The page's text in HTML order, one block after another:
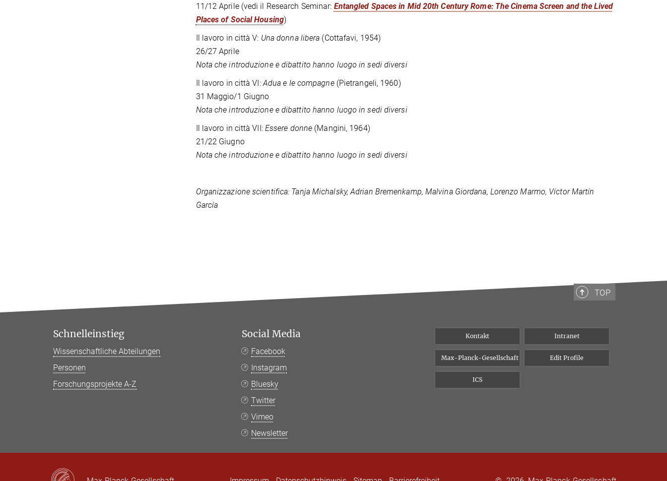
11/12 Aprile (vedi il Research Seminar: Entangled Spaces in Mid 20th Century Rome: The Cinema Screen and the Lived
Places of Social Housing)
Il lavoro in città V: Una donna libera (Cottafavi, 1954)
26/27 Aprile
Nota che introduzione e dibattito hanno luogo in sedi diversi
Il lavoro in città VI:Adua e le compagne(Pietrangeli, 1960)
31 Maggio/1 Giugno
Nota che introduzione e dibattito hanno luogo in sedi diversi
Il lavoro in città VII:Essere donne (Mangini, 1964)
21/22 Giugno
Nota che introduzione e dibattito hanno luogo in sedi diversi
Organizzazione scientifica: Tanja Michalsky, Adrian Bremenkamp, Malvina Giordana, Lorenzo Marmo, Víctor Martín
García
TOP
Schnelleinstieg
Wissenschaftliche Abteilungen
Personen
Forschungsprojekte A-Z
Social Media
Facebook
Instagram
Bluesky
Twitter
Vimeo
Newsletter
Kontakt Intranet
Max-Planck-Gesellschaft Edit Profile
ICS